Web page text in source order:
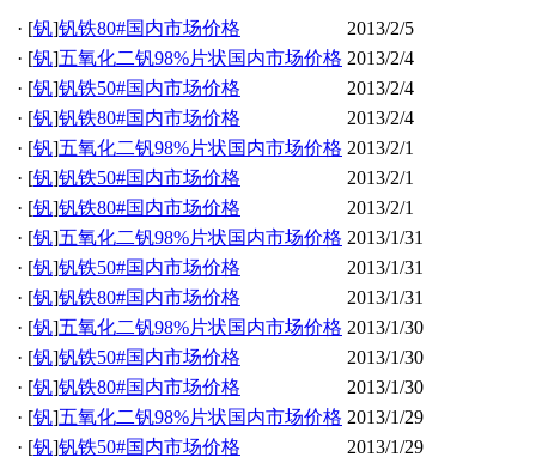
· [钒]钒铁80#国内市场价格
2013/2/5
· [钒]五氧化二钒98%片状国内市场价格 2013/2/4
· [钒]钒铁50#国内市场价格
2013/2/4
· [钒]钒铁80#国内市场价格
2013/2/4
· [钒]五氧化二钒98%片状国内市场价格 2013/2/1
· [钒]钒铁50#国内市场价格
2013/2/1
· [钒]钒铁80#国内市场价格
2013/2/1
· [钒]五氧化二钒98%片状国内市场价格 2013/1/31
· [钒]钒铁50#国内市场价格
2013/1/31
· [钒]钒铁80#国内市场价格
2013/1/31
· [钒]五氧化二钒98%片状国内市场价格 2013/1/30
· [钒]钒铁50#国内市场价格
2013/1/30
· [钒]钒铁80#国内市场价格
2013/1/30
· [钒]五氧化二钒98%片状国内市场价格 2013/1/29
· [钒]钒铁50#国内市场价格
2013/1/29